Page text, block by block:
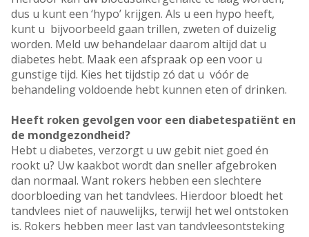
dus u kunt een ‘hypo’ krijgen. Als u een hypo heeft,
kunt u bijvoorbeeld gaan trillen, zweten of duizelig
worden. Meld uw behandelaar daarom altijd dat u
diabetes hebt. Maak een afspraak op een voor u
gunstige tijd. Kies het tijdstip zó dat u vóór de
behandeling voldoende hebt kunnen eten of drinken.
Heeft roken gevolgen voor een diabetespatiënt en
de mondgezondheid?
Hebt u diabetes, verzorgt u uw gebit niet goed én
rookt u? Uw kaakbot wordt dan sneller afgebroken
dan normaal. Want rokers hebben een slechtere
doorbloeding van het tandvlees. Hierdoor bloedt het
tandvlees niet of nauwelijks, terwijl het wel ontstoken
is. Rokers hebben meer last van tandvleesontsteking